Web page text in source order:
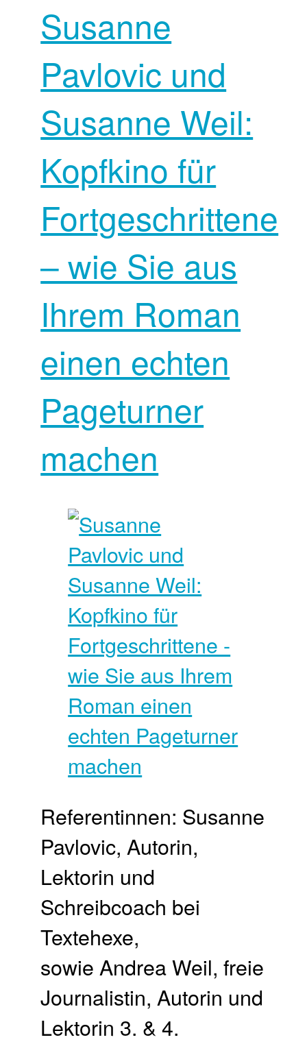
Susanne
Pavlovic und
Susanne Weil:
Kopfkino für
Fortgeschrittene
– wie Sie aus
Ihrem Roman
einen echten
Pageturner
machen
Referentinnen: Susanne
Pavlovic, Autorin,
Lektorin und
Schreibcoach bei
Textehexe,
sowie Andrea Weil, freie
Journalistin, Autorin und
Lektorin 3. & 4.